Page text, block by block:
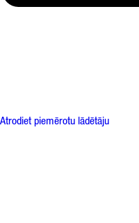
Atrodiet piemērotu lādētāju